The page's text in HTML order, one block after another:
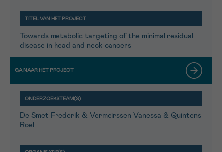
Towards metabolic targeting of the minimal residual
disease in head and neck cancers
De Smet Frederik & Vermeirssen Vanessa & Quintens
Roel